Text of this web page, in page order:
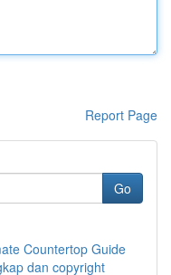
Report Page
Go
Countertop Guide
dan copyright